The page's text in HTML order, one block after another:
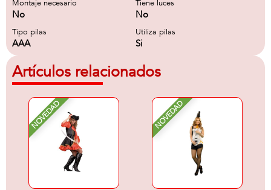
Montaje necesario
No
Tiene luces
No
Tipo pilas
AAA
Utiliza pilas
Si
Artículos relacionados
NOVEDAD NOVEDAD